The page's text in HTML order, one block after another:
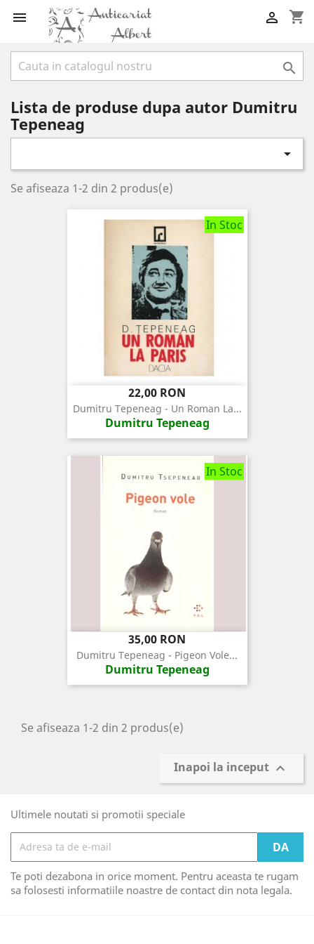
 shopping_cart


Lista de produse dupa autor Dumitru
Tepeneag

Se afiseaza 1-2 din 2 produs(e)
In Stoc
Pret
22,00 RON
Dumitru Tepeneag - Un Roman La...
Dumitru Tepeneag
In Stoc
Pret
35,00 RON
Dumitru Tepeneag - Pigeon Vole...
Dumitru Tepeneag
Se afiseaza 1-2 din 2 produs(e)
Inapoi la inceput 
Ultimele noutati si promotii speciale
Te poti dezabona in orice moment. Pentru aceasta te rugam
sa folosesti informatiile noastre de contact din nota legala.